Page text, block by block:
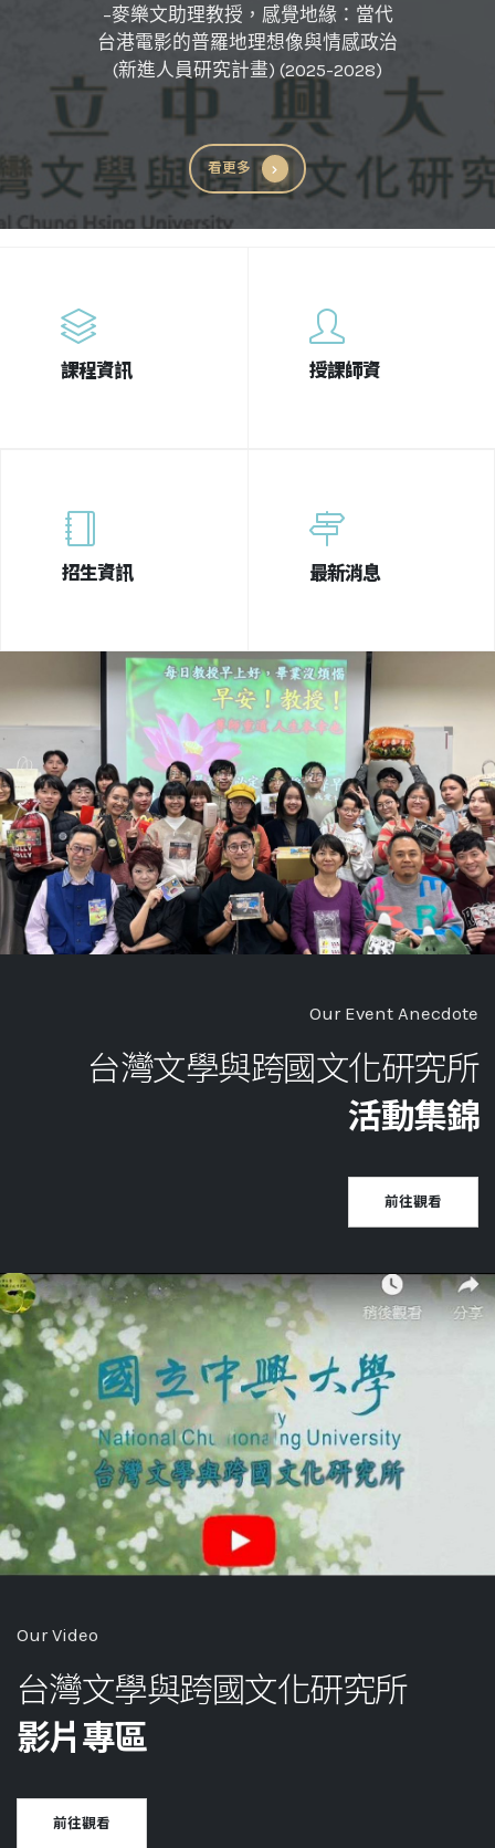
–麥樂文助理教授，感覺地緣：當代
台港電影的普羅地理想像與情感政治
(新進人員研究計畫) (2025-2028)
看更多
課程資訊 授課師資
招生資訊 最新消息
Our Event Anecdote
台灣文學與跨國文化研究所
活動集錦
前往觀看
Our Video
台灣文學與跨國文化研究所
影片專區
前往觀看